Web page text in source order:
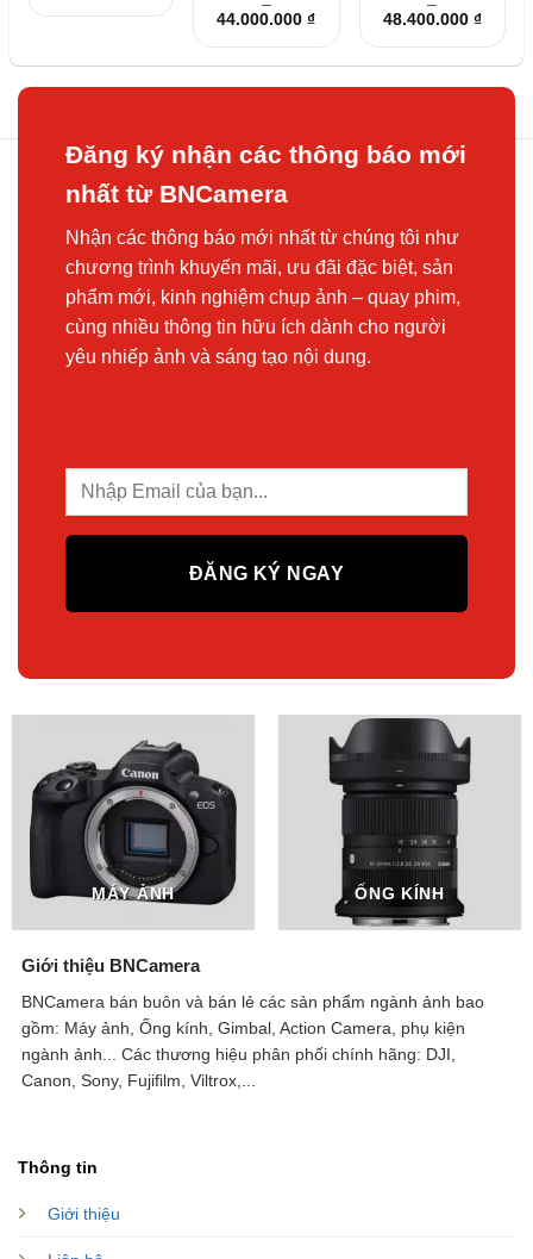
hạng5
sao
–
44.000.000₫Khoảng
giá:
từ
29.500.000 ₫
hạng5
sao
–
48.400.000 ₫
giá:
từ
Đăng ký nhận các thông báo mới
nhất từ BNCamera
Nhận các thông báo mới nhất từ chúng tôi như
chương trình khuyến mãi, ưu đãi đặc biệt, sản
phẩm mới, kinh nghiệm chụp ảnh – quay phim,
cùng nhiều thông tin hữu ích dành cho người
yêu nhiếp ảnh và sáng tạo nội dung.
MÁY ẢNH ỐNG KÍNH
Giới thiệu BNCamera
BNCamera bán buôn và bán lẻ các sản phẩm ngành ảnh bao
gồm: Máy ảnh, Ống kính, Gimbal, Action Camera, phụ kiện
ngành ảnh...
Các thương hiệu phân phối chính hãng: DJI,
Canon, Sony, Fujifilm, Viltrox,...
Thông tin
Giới thiệu